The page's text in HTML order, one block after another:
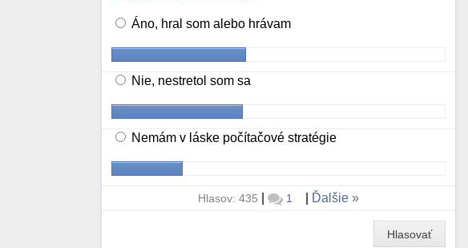
Áno, hral som alebo hrávam
Nie, nestretol som sa
Nemám v láske počítačové stratégie
Hlasov: 435 | 1 Ďalšie
Hlasovať